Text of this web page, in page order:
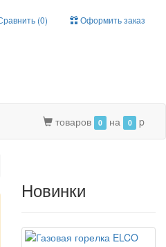
(0) Оформить заказ
товаров 0 на 0 p
Новинки